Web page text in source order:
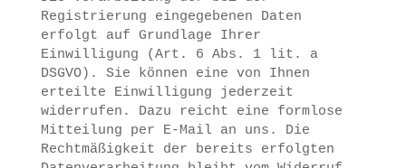
Registrierung eingegebenen Daten
erfolgt auf Grundlage Ihrer
Einwilligung (Art. 6 Abs. 1 lit. a
DSGVO). Sie können eine von Ihnen
erteilte Einwilligung jederzeit
widerrufen. Dazu reicht eine formlose
Mitteilung per E-Mail an uns. Die
Rechtmäßigkeit der bereits erfolgten